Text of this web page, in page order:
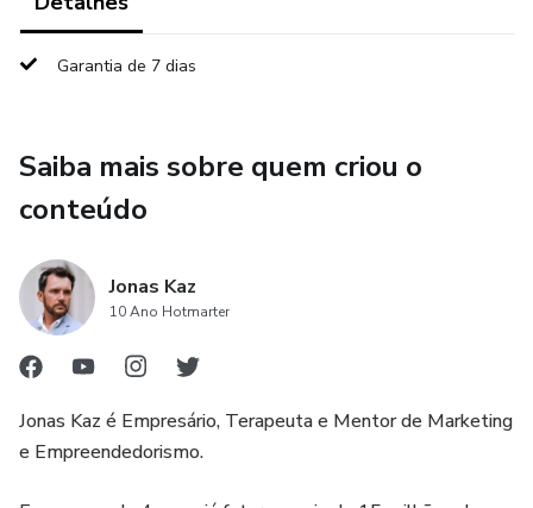
Garantia de 7 dias
Saiba mais sobre quem criou o
conteúdo
Jonas Kaz
10 Ano Hotmarter
Jonas Kaz é Empresário, Terapeuta e Mentor de Marketing
e Empreendedorismo.